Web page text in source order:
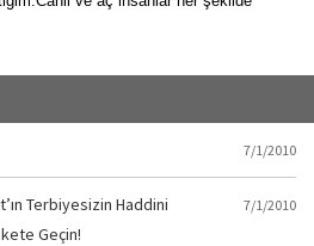
7/1/2010
Terbiyesizin Haddini
Geçin!
7/1/2010